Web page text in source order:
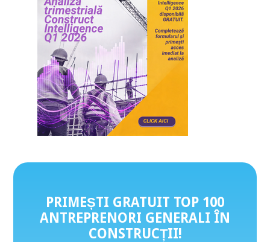
PRIMEȘTI GRATUIT TOP 100
ANTREPRENORI GENERALI ÎN
CONSTRUCȚII!